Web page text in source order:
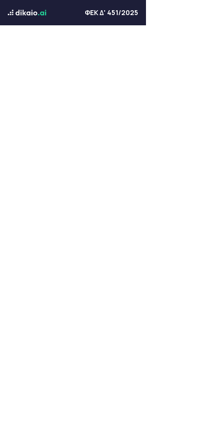
ΦΕΚ Δ' 451/2025